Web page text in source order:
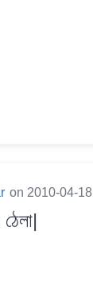
on 2010-04-18